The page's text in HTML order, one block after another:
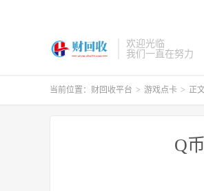
欢迎光临
我们一直在努力
当前位置： 财回收平台 > 游戏点卡 > 正
Q